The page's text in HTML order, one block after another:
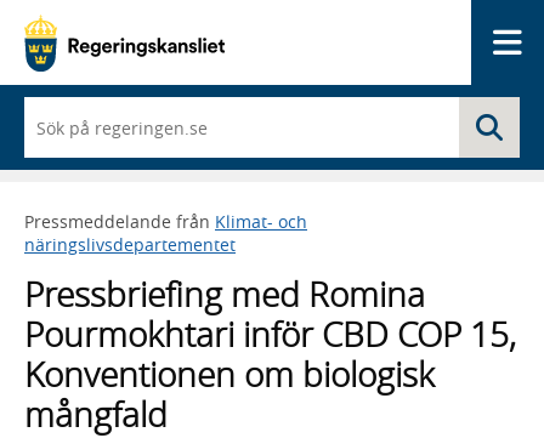
du
börjar
skriva
framträder
en
med
sökförslag
Pressmeddelande från Klimat- och
näringslivsdepartementet
Pressbriefing med Romina
Pourmokhtari inför CBD COP 15,
Konventionen om biologisk
mångfald